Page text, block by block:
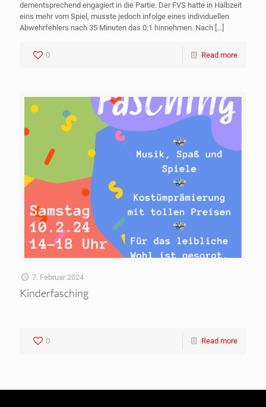
dementsprechend engagiert in die Partie. Der FVS hatte in Halbzeit
eins mehr vom Spiel, musste jedoch infolge eines individuellen
Abwehrfehlers nach 35 Minuten das 0:1 hinnehmen. Nach […]
0 Read more
7. Februar 2024
Kinderfasching
0 Read more